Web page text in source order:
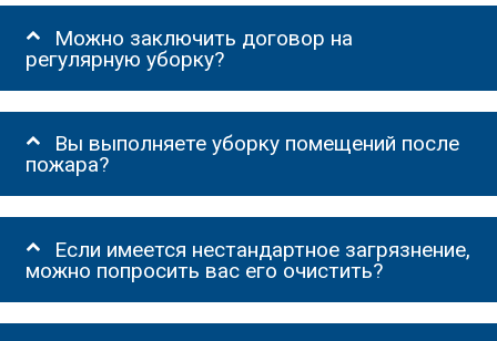
Можно заключить договор на
регулярную уборку?
Вы выполняете уборку помещений после
пожара?
Если имеется нестандартное загрязнение,
можно попросить вас его очистить?